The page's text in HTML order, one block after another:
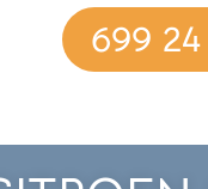
699 24